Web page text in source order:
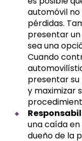
automóvil
pérdidas.
presentar
sea una
Cuando
presentar
y maximizar
una caída
dueño de la